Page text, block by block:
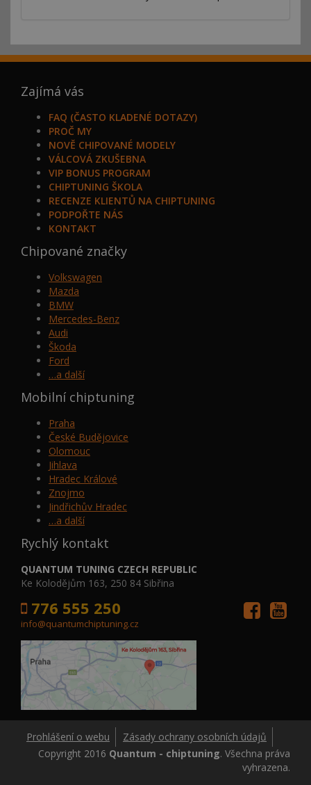
Zajímá vás
FAQ (ČASTO KLADENÉ DOTAZY)
PROČ MY
NOVĚ CHIPOVANÉ MODELY
VÁLCOVÁ ZKUŠEBNA
VIP BONUS PROGRAM
CHIPTUNING ŠKOLA
RECENZE KLIENTŮ NA CHIPTUNING
PODPOŘTE NÁS
KONTAKT
Chipované značky
Volkswagen
Mazda
BMW
Mercedes-Benz
Audi
Škoda
Ford
…a další
Mobilní chiptuning
Praha
České Budějovice
Olomouc
Jihlava
Hradec Králové
Znojmo
Jindřichův Hradec
…a další
Rychlý kontakt
QUANTUM TUNING CZECH REPUBLIC
Ke Kolodějům 163, 250 84 Sibřina
776 555 250
info@quantumchiptuning.cz
Prohlášení o webu
Zásady ochrany osobních údajů
Copyright 2016 Quantum - chiptuning. Všechna práva
vyhrazena.